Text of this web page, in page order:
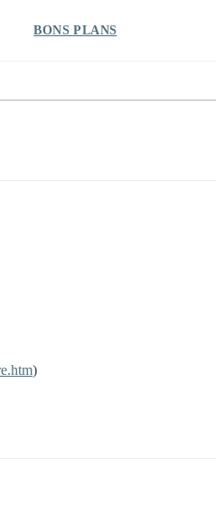
BONS PLANS
)